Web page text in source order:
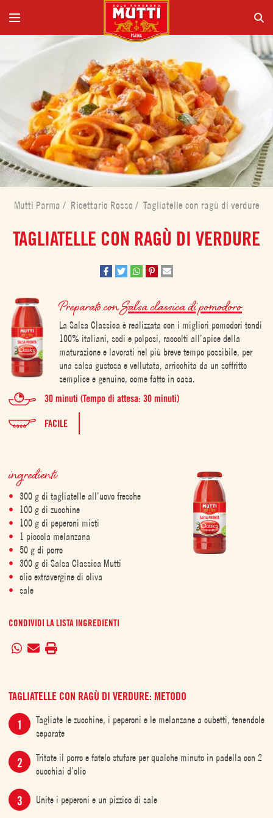
Mutti Parma / Ricettario Rosso / Tagliatelle con ragù di verdure
TAGLIATELLE CON RAGÙ DI VERDURE
Preparato conSalsa classica di pomodoro
La Salsa Classica è realizzata con i migliori pomodori tondi
100% italiani, sodi e polposi, raccolti all’apice della
maturazione e lavorati nel più breve tempo possibile, per
una salsa gustosa e vellutata, arricchita da un soffritto
semplice e genuino, come fatto in casa.
30 minuti (Tempo di attesa: 30 minuti)
FACILE
ingredienti
300 g di tagliatelle all’uovo fresche
100 g di zucchine
100 g di peperoni misti
1 piccola melanzana
50 g di porro
300 g di Salsa Classica Mutti
olio extravergine di oliva
sale
CONDIVIDI LA LISTA INGREDIENTI
TAGLIATELLE CON RAGÙ DI VERDURE: METODO
Tagliate le zucchine, i peperoni e le melanzane a cubetti, tenendole
separate
Tritate il porro e fatelo stufare per qualche minuto in padella con 2
cucchiai d’olio
Unite i peperoni e un pizzico di sale